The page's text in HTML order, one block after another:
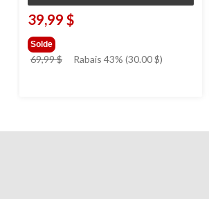
39,99 $
Solde
69,99 $
prixRabais 43% (30.00 $)